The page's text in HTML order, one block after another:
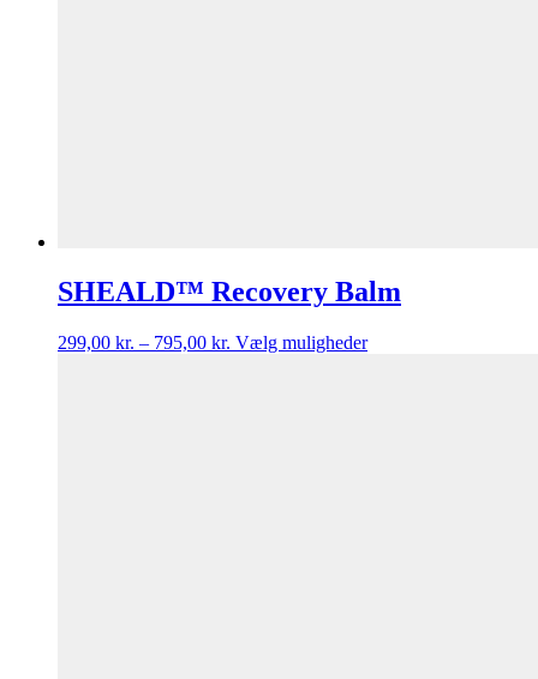
SHEALD™ Recovery Balm
299,00 kr. – 795,00 kr. Vælg muligheder